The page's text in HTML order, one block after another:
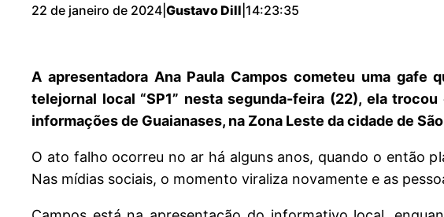
22 de janeiro de 2024 Gustavo Dill 14:23:35
A apresentadora Ana Paula Campos cometeu uma gafe
telejornal local “SP1” nesta segunda-feira (22), ela
informações de Guaianases, na Zona Leste da cidade de
O ato falho ocorreu no ar há alguns anos, quando o então
Nas mídias sociais, o momento viraliza novamente e as